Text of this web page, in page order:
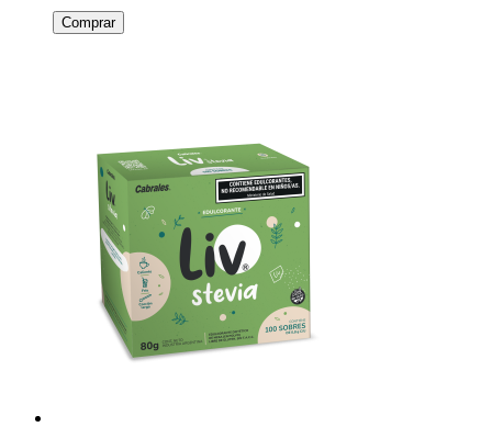
Comprar